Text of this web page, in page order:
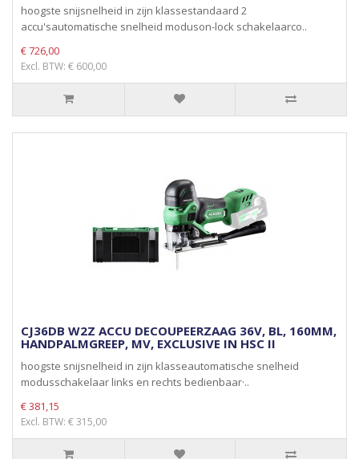
hoogste snijsnelheid in zijn klassestandaard 2
accu'sautomatische snelheid moduson-lock schakelaarco..
€ 726,00
Excl. BTW: € 600,00
CJ36DB W2Z ACCU DECOUPEERZAAG 36V, BL, 160MM,
HANDPALMGREEP, MV, EXCLUSIVE IN HSC II
hoogste snijsnelheid in zijn klasseautomatische snelheid
modusschakelaar links en rechts bedienbaar·..
€ 381,15
Excl. BTW: € 315,00